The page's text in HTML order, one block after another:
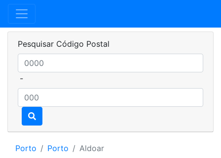
Pesquisar Código Postal
-
Porto Porto Aldoar